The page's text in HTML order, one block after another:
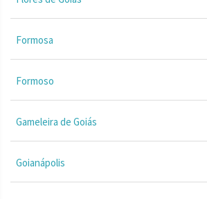
Formosa
Formoso
Gameleira de Goiás
Goianápolis